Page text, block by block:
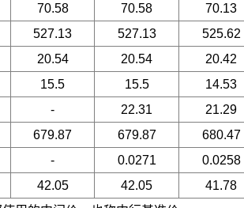
70.58 70.58
70.13
527.13 527.13
525.62
20.54 20.54
20.42
15.5 15.5
14.53
- 22.31
21.29
679.87 679.87
680.47
- 0.0271
0.0258
42.05 42.05
41.78